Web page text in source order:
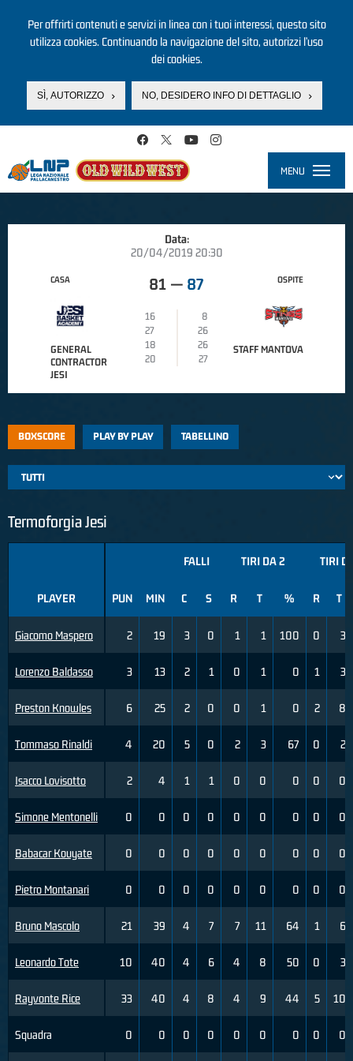
Per offrirti contenuti e servizi in linea con i tuoi interessi, questo sito
utilizza cookies. Continuando la navigazione del sito, autorizzi l’uso
dei cookies.
SÌ, AUTORIZZO NO, DESIDERO INFO DI DETTAGLIO
MENU
Data:
20/04/2019 20:30
CASA
GENERAL
CONTRACTOR
JESI
81 — 87
16
8
27
26
18
26
20
27
OSPITE
STAFF MANTOVA
BOXSCORE PLAY BY PLAY TABELLINO
Termoforgia Jesi
PLAYER
Giacomo Maspero
Lorenzo Baldasso
Preston Knowles
Tommaso Rinaldi
Isacco Lovisotto
Simone Mentonelli
Babacar Kouyate
Pietro Montanari
Bruno Mascolo
Leonardo Tote
Rayvonte Rice
Squadra
FALLI TIRI DA 2 TIRI
PUN MIN C S R T % R T
2 19 3 0 1 1 100 0 3
3 13 2 1 0 1 0 1 3
6 25 2 0 0 1 0 2 8
4 20 5 0 2 3 67 0 2
2 4 1 1 0 0 0 0 0
0 0 0 0 0 0 0 0 0
0 0 0 0 0 0 0 0 0
0 0 0 0 0 0 0 0 0
21 39 4 7 7 11 64 1 6
10 40 4 6 4 8 50 0 3
33 40 4 8 4 9 44 5 10
0 0 0 0 0 0 0 0 0